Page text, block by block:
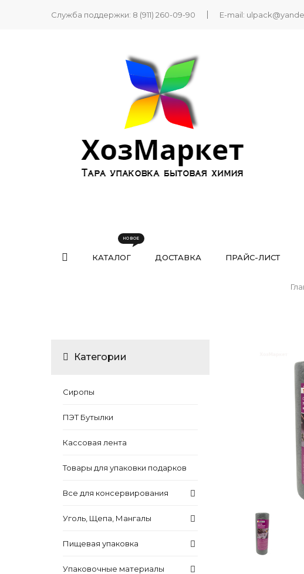
Служба поддержки: 8 (911) 260-09-90 E-mail:
КАТАЛОГ ДОСТАВКА ПРАЙС-ЛИСТ
Категории
Сиропы
ПЭТ Бутылки
Кассовая лента
Товары для упаковки подарков
Все для консервирования
Уголь, Щепа, Мангалы
Пищевая упаковка
Упаковочные материалы